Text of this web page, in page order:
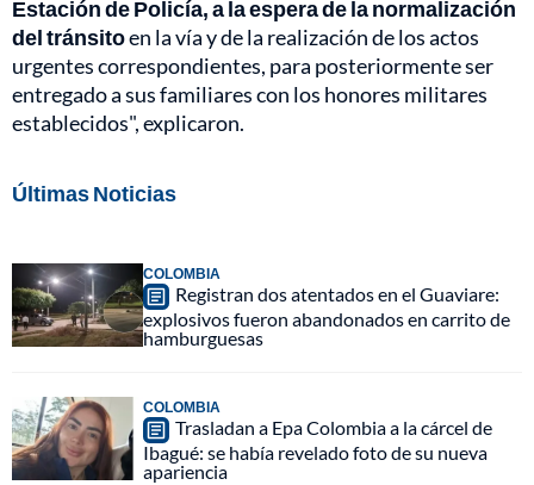
Estación de Policía, a la espera de la normalización
del tránsitoen la vía y de la realización de los actos
urgentes correspondientes, para posteriormente ser
entregado a sus familiares con los honores militares
establecidos", explicaron.
Últimas Noticias
COLOMBIA
Registran dos atentados en el Guaviare:
explosivos fueron abandonados en carrito de
hamburguesas
COLOMBIA
Trasladan a Epa Colombia a la cárcel de
Ibagué: se había revelado foto de su nueva
apariencia